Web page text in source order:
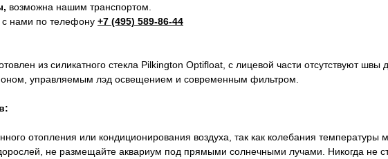
возможна нашим транспортом.
нами по телефону +7 (495) 589-86-44
из силикатного стекла Pilkington Optifloat, с лицевой части отсутствуют
управляемым лэд освещением и современным фильтром.
отопления или кондиционирования воздуха, так как колебания температуры
не размещайте аквариум под прямыми солнечными лучами. Никогда не